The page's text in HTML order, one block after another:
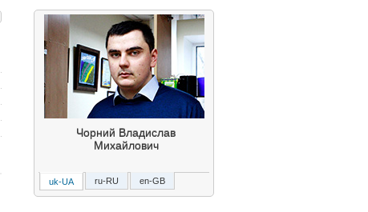
Чорний Владислав
Михайлович
Чёрный Владислав
Михайлович
uk-UA ru-RU en-GB